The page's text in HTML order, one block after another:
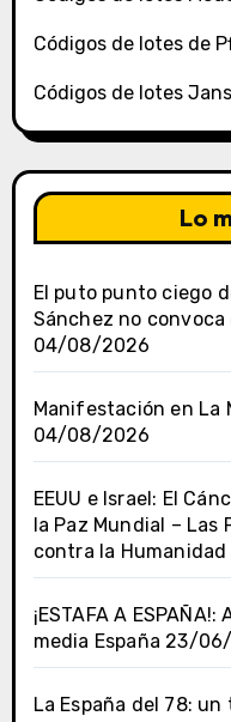
Códigos de lotes de
Códigos de lotes
Lo
El puto punto ciego
Sánchez no
04/08/2026
Manifestación en La
04/08/2026
EEUU e Israel: El
la Paz Mundial – Las
contra la Humanidad
¡ESTAFA A
media España 23/
La España del 78: